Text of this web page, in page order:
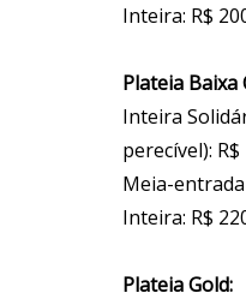
Inteira: R$
Plateia Baixa
Inteira
perecível): R$
Meia-entrada
Inteira: R$
Plateia Gold: